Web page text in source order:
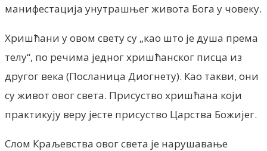
манифестација унутрашњег живота Бога у човеку.
Хришћани у овом свету су „као што је душа према
телу“, по речима једног хришћанског писца из
другог века (Посланица Диогнету). Као такви, они
су живот овог света. Присуство хришћана који
практикују веру јесте присуство Царства Божијег.
Слом Краљевства овог света је нарушавање